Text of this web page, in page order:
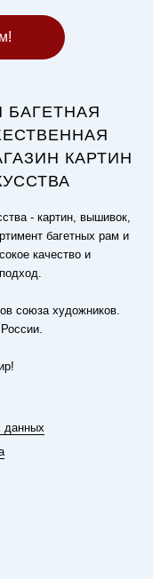
КАРТИН
- картин, вышивок,
багетных рам и
качество и
союза художников.
данных